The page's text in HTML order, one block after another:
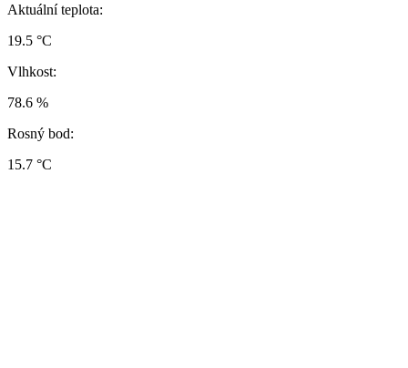
Aktuální teplota:
19.5 °C
Vlhkost:
78.6 %
Rosný bod:
15.7 °C